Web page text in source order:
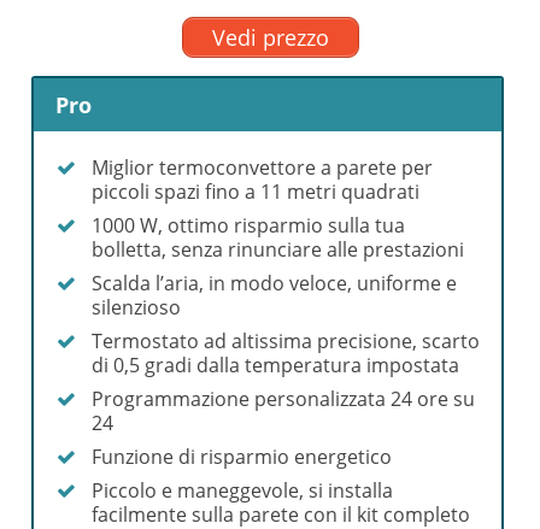
Vedi prezzo
Pro
Miglior termoconvettore a parete per
piccoli spazi fino a 11 metri quadrati
1000 W, ottimo risparmio sulla tua
bolletta, senza rinunciare alle prestazioni
Scalda l’aria, in modo veloce, uniforme e
silenzioso
Termostato ad altissima precisione, scarto
di 0,5 gradi dalla temperatura impostata
Programmazione personalizzata 24 ore su
24
Funzione di risparmio energetico
Piccolo e maneggevole, si installa
facilmente sulla parete con il kit completo